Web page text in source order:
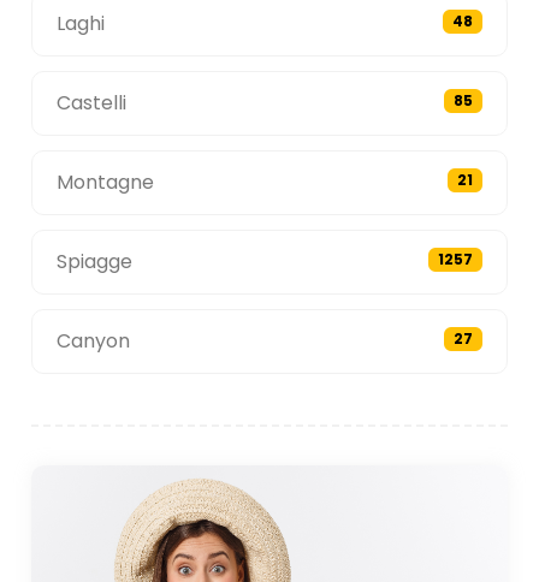
Laghi 48
Castelli 85
Montagne 21
Spiagge 1257
Canyon 27